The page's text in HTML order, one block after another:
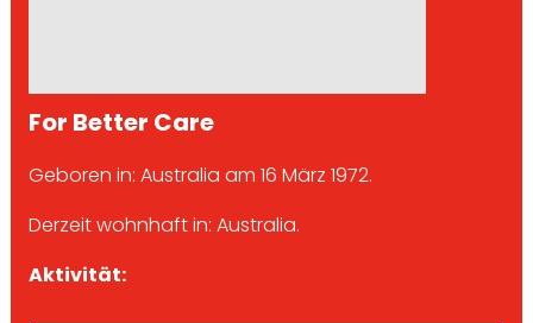
For Better Care
Geboren in: Australia am 16 März 1972.
Derzeit wohnhaft in: Australia.
Aktivität: